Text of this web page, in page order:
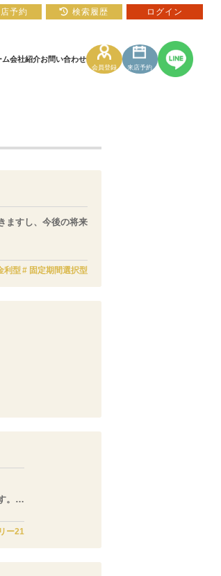
ム会社紹介お問い合わせ
会員登録 来店予約
ますし、今後の将来
利型 固定期間選択型
。
ん。
ー21
予約 検索履歴 ログイン